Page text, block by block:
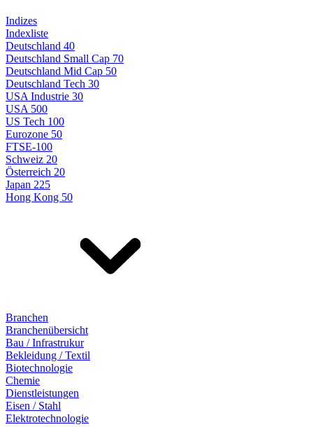
Indizes
Indexliste
Deutschland 40
Deutschland Small Cap 70
Deutschland Mid Cap 50
Deutschland Tech 30
USA Industrie 30
USA 500
US Tech 100
Eurozone 50
FTSE-100
Schweiz 20
Österreich 20
Japan 225
Hong Kong 50
Branchen
Branchenübersicht
Bau / Infrastrukur
Bekleidung / Textil
Biotechnologie
Chemie
Dienstleistungen
Eisen / Stahl
Elektrotechnologie